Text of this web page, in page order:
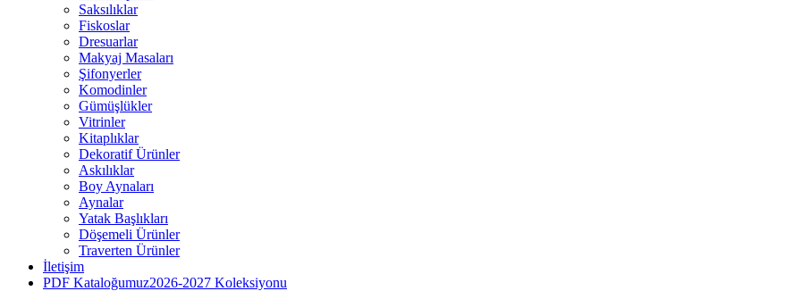
Saksılıklar
Fiskoslar
Dresuarlar
Makyaj Masaları
Şifonyerler
Komodinler
Gümüşlükler
Vitrinler
Kitaplıklar
Dekoratif Ürünler
Askılıklar
Boy Aynaları
Aynalar
Yatak Başlıkları
Döşemeli Ürünler
Traverten Ürünler
İletişim
PDF Kataloğumuz2026-2027 Koleksiyonu